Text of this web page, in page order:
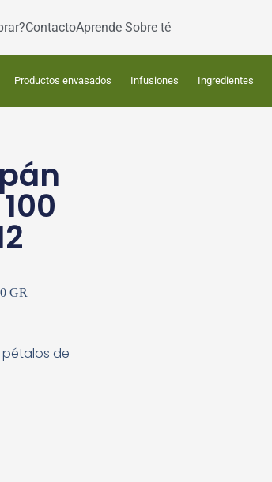
ContactoAprende Sobre té
Productos envasados Infusiones Ingredientes
án
GR
pétalos de